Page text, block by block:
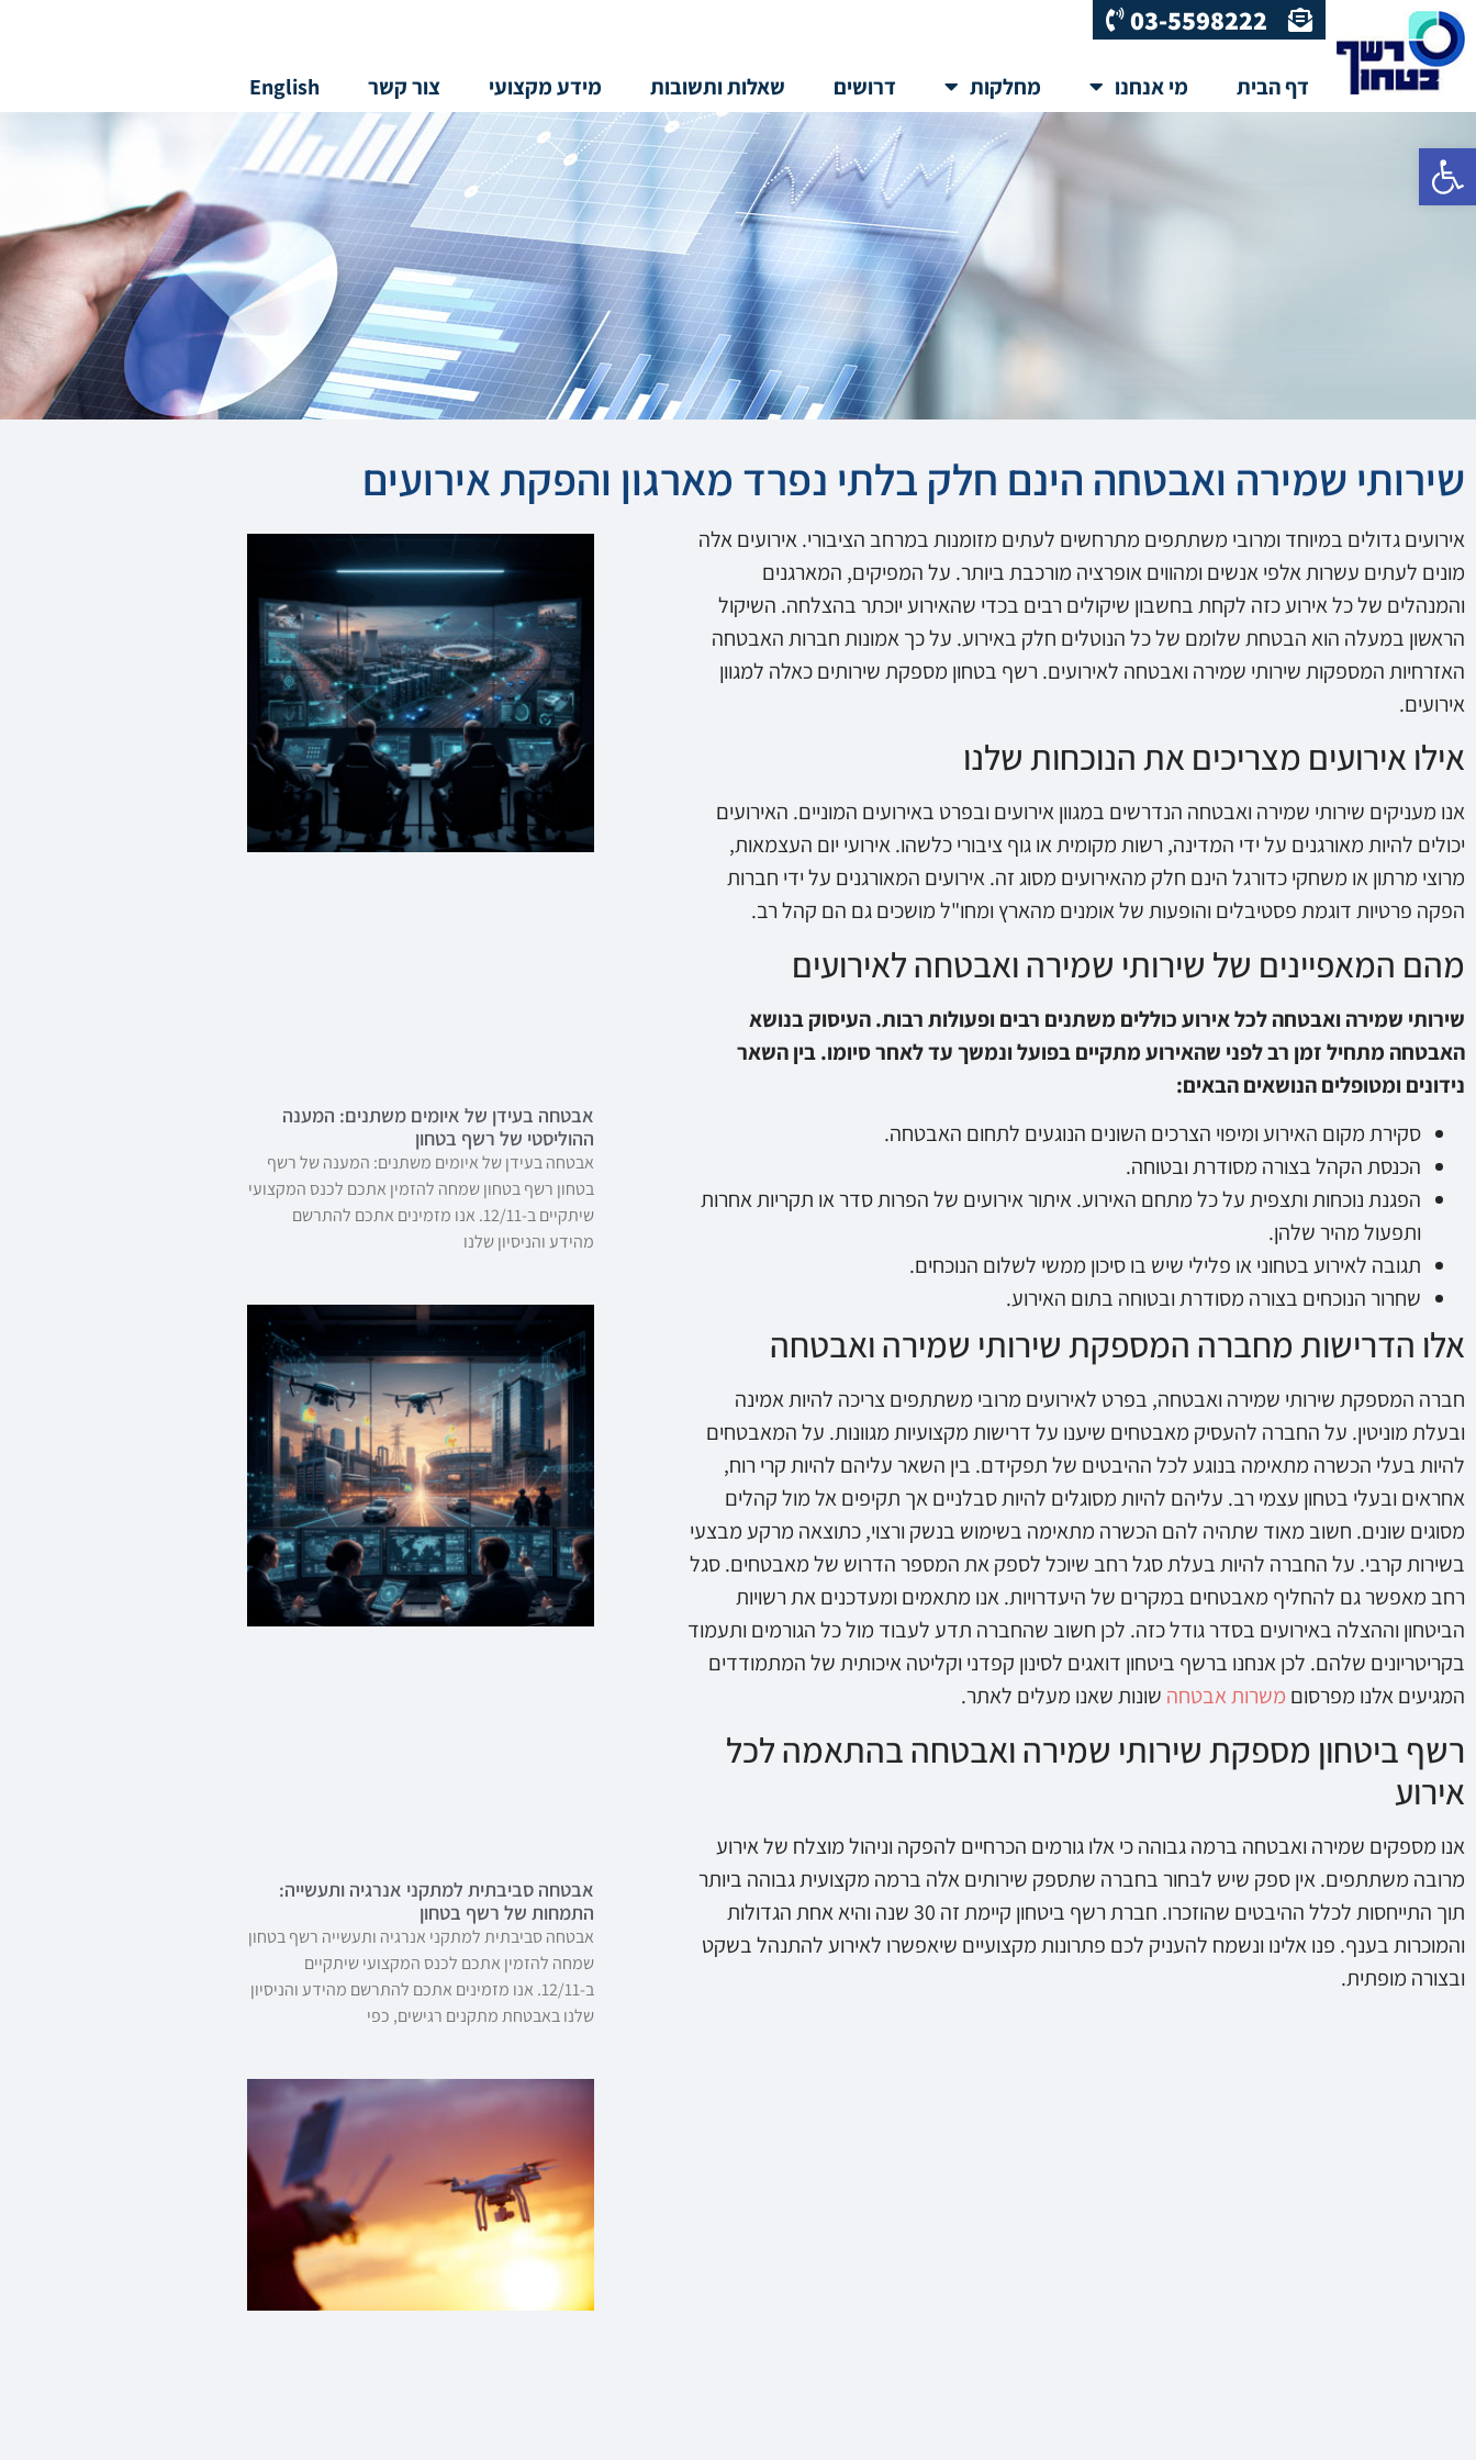
פתח סרגל נגישות
03-5598222
דף הבית מי אנחנו מחלקות דרושים שאלות ותשובות מידע מקצועי צור קשר English
שירותי שמירה ואבטחה הינם חלק בלתי נפרד מארגון והפקת אירועים
אירועים גדולים במיוחד ומרובי משתתפים מתרחשים לעתים מזומנות במרחב הציבורי. אירועים אלה
מונים לעתים עשרות אלפי אנשים ומהווים אופרציה מורכבת ביותר. על המפיקים, המארגנים
והמנהלים של כל אירוע כזה לקחת בחשבון שיקולים רבים בכדי שהאירוע יוכתר בהצלחה. השיקול
הראשון במעלה הוא הבטחת שלומם של כל הנוטלים חלק באירוע. על כך אמונות חברות האבטחה
האזרחיות המספקות שירותי שמירה ואבטחה לאירועים. רשף בטחון מספקת שירותים כאלה למגוון
אירועים.
אילו אירועים מצריכים את הנוכחות שלנו
אנו מעניקים שירותי שמירה ואבטחה הנדרשים במגוון אירועים ובפרט באירועים המוניים. האירועים
יכולים להיות מאורגנים על ידי המדינה, רשות מקומית או גוף ציבורי כלשהו. אירועי יום העצמאות,
מרוצי מרתון או משחקי כדורגל הינם חלק מהאירועים מסוג זה. אירועים המאורגנים על ידי חברות
הפקה פרטיות דוגמת פסטיבלים והופעות של אומנים מהארץ ומחו"ל מושכים גם הם קהל רב.
מהם המאפיינים של שירותי שמירה ואבטחה לאירועים
שירותי שמירה ואבטחה לכל אירוע כוללים משתנים רבים ופעולות רבות. העיסוק בנושא
האבטחה מתחיל זמן רב לפני שהאירוע מתקיים בפועל ונמשך עד לאחר סיומו. בין השאר
נידונים ומטופלים הנושאים הבאים:
סקירת מקום האירוע ומיפוי הצרכים השונים הנוגעים לתחום האבטחה.
הכנסת הקהל בצורה מסודרת ובטוחה.
הפגנת נוכחות ותצפית על כל מתחם האירוע. איתור אירועים של הפרות סדר או תקריות אחרות
ותפעול מהיר שלהן.
תגובה לאירוע בטחוני או פלילי שיש בו סיכון ממשי לשלום הנוכחים.
שחרור הנוכחים בצורה מסודרת ובטוחה בתום האירוע.
אלו הדרישות מחברה המספקת שירותי שמירה ואבטחה
חברה המספקת שירותי שמירה ואבטחה, בפרט לאירועים מרובי משתתפים צריכה להיות אמינה
ובעלת מוניטין. על החברה להעסיק מאבטחים שיענו על דרישות מקצועיות מגוונות. על המאבטחים
להיות בעלי הכשרה מתאימה בנוגע לכל ההיבטים של תפקידם. בין השאר עליהם להיות קרי רוח,
אחראים ובעלי בטחון עצמי רב. עליהם להיות מסוגלים להיות סבלניים אך תקיפים אל מול קהלים
מסוגים שונים. חשוב מאוד שתהיה להם הכשרה מתאימה בשימוש בנשק ורצוי, כתוצאה מרקע מבצעי
בשירות קרבי. על החברה להיות בעלת סגל רחב שיוכל לספק את המספר הדרוש של מאבטחים. סגל
רחב מאפשר גם להחליף מאבטחים במקרים של היעדרויות. אנו מתאמים ומעדכנים את רשויות
הביטחון וההצלה באירועים בסדר גודל כזה. לכן חשוב שהחברה תדע לעבוד מול כל הגורמים ותעמוד
בקריטריונים שלהם. לכן אנחנו ברשף ביטחון דואגים לסינון קפדני וקליטה איכותית של המתמודדים
המגיעים אלנו מפרסום משרות אבטחה שונות שאנו מעלים לאתר.
רשף ביטחון מספקת שירותי שמירה ואבטחה בהתאמה לכל
אירוע
אנו מספקים שמירה ואבטחה ברמה גבוהה כי אלו גורמים הכרחיים להפקה וניהול מוצלח של אירוע
מרובה משתתפים. אין ספק שיש לבחור בחברה שתספק שירותים אלה ברמה מקצועית גבוהה ביותר
תוך התייחסות לכלל ההיבטים שהוזכרו. חברת רשף ביטחון קיימת זה 30 שנה והיא אחת הגדולות
והמוכרות בענף. פנו אלינו ונשמח להעניק לכם פתרונות מקצועיים שיאפשרו לאירוע להתנהל בשקט
ובצורה מופתית.
אבטחה בעידן של איומים משתנים: המענה
ההוליסטי של רשף בטחון
אבטחה בעידן של איומים משתנים: המענה של רשף
בטחון רשף בטחון שמחה להזמין אתכם לכנס המקצועי
שיתקיים ב-12/11. אנו מזמינים אתכם להתרשם
מהידע והניסיון שלנו
אבטחה סביבתית למתקני אנרגיה ותעשייה:
התמחות של רשף בטחון
אבטחה סביבתית למתקני אנרגיה ותעשייה רשף בטחון
שמחה להזמין אתכם לכנס המקצועי שיתקיים
ב-12/11. אנו מזמינים אתכם להתרשם מהידע והניסיון
שלנו באבטחת מתקנים רגישים, כפי